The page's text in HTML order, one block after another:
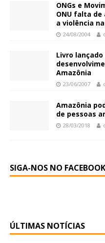
ONGs e
ONU falta de
a violência
24/08/2004
Livro
Amazônia
23/06/2007
Amazônia
de pessoas
28/03/2018
SIGA-NOS NO FACEBOOK
ÚLTIMAS NOTÍCIAS